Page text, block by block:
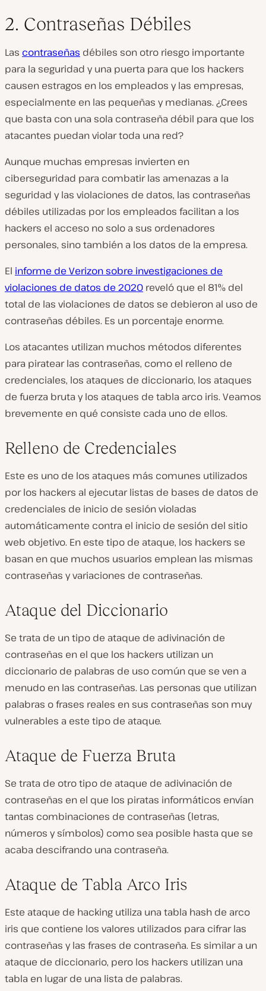
2. Contraseñas Débiles
Las contraseñas débiles son otro riesgo importante
para la seguridad y una puerta para que los hackers
causen estragos en los empleados y las empresas,
especialmente en las pequeñas y medianas. ¿Crees
que basta con una sola contraseña débil para que los
atacantes puedan violar toda una red?
Aunque muchas empresas invierten en
ciberseguridad para combatir las amenazas a la
seguridad y las violaciones de datos, las contraseñas
débiles utilizadas por los empleados facilitan a los
hackers el acceso no solo a sus ordenadores
personales, sino también a los datos de la empresa.
El informe de Verizon sobre investigaciones de
violaciones de datos de 2020 reveló que el 81% del
total de las violaciones de datos se debieron al uso de
contraseñas débiles. Es un porcentaje enorme.
Los atacantes utilizan muchos métodos diferentes
para piratear las contraseñas, como el relleno de
credenciales, los ataques de diccionario, los ataques
de fuerza bruta y los ataques de tabla arco iris. Veamos
brevemente en qué consiste cada uno de ellos.
Relleno de Credenciales
Este es uno de los ataques más comunes utilizados
por los hackers al ejecutar listas de bases de datos de
credenciales de inicio de sesión violadas
automáticamente contra el inicio de sesión del sitio
web objetivo. En este tipo de ataque, los hackers se
basan en que muchos usuarios emplean las mismas
contraseñas y variaciones de contraseñas.
Ataque del Diccionario
Se trata de un tipo de ataque de adivinación de
contraseñas en el que los hackers utilizan un
diccionario de palabras de uso común que se ven a
menudo en las contraseñas. Las personas que utilizan
palabras o frases reales en sus contraseñas son muy
vulnerables a este tipo de ataque.
Ataque de Fuerza Bruta
Se trata de otro tipo de ataque de adivinación de
contraseñas en el que los piratas informáticos envían
tantas combinaciones de contraseñas (letras,
números y símbolos) como sea posible hasta que se
acaba descifrando una contraseña.
Ataque de Tabla Arco Iris
Este ataque de hacking utiliza una tabla hash de arco
iris que contiene los valores utilizados para cifrar las
contraseñas y las frases de contraseña. Es similar a un
ataque de diccionario, pero los hackers utilizan una
tabla en lugar de una lista de palabras.